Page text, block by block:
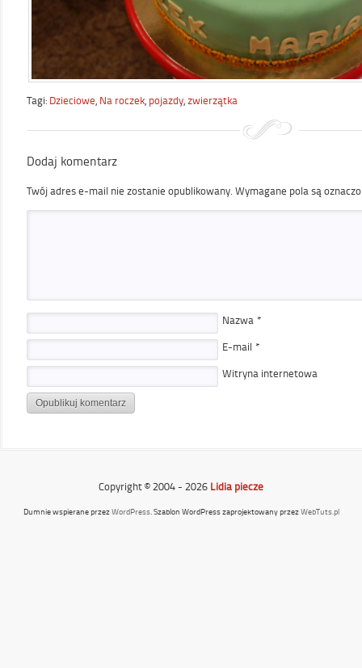
Tagi: Dzieciowe, Na roczek, pojazdy, zwierzątka
Dodaj komentarz
Twój adres e-mail nie zostanie opublikowany. Wymagane pola są
Nazwa *
E-mail *
Witryna internetowa
Copyright © 2004 - 2026 Lidia piecze
Dumnie wspierane przezWordPress. Szablon WordPress zaprojektowany przezWebTuts.pl